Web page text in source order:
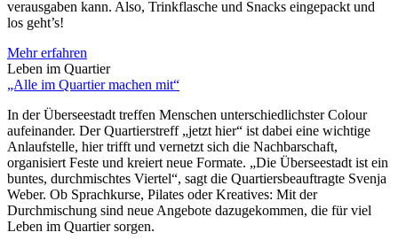
verausgaben kann. Also, Trinkflasche und Snacks eingepackt und
los geht’s!
Mehr erfahren
Leben im Quartier
„Alle im Quartier machen mit“
In der Überseestadt treffen Menschen unterschiedlichster Colour
aufeinander. Der Quartierstreff „jetzt hier“ ist dabei eine wichtige
Anlaufstelle, hier trifft und vernetzt sich die Nachbarschaft,
organisiert Feste und kreiert neue Formate. „Die Überseestadt ist ein
buntes, durchmischtes Viertel“, sagt die Quartiersbeauftragte Svenja
Weber. Ob Sprachkurse, Pilates oder Kreatives: Mit der
Durchmischung sind neue Angebote dazugekommen, die für viel
Leben im Quartier sorgen.